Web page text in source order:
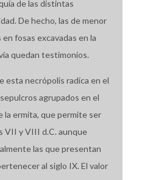
de las distintas
De hecho, las de menor
fosas excavadas en la
quedan testimonios.
esta necrópolis radica en el
agrupados en el
la ermita, que permite ser
VII y VIII d.C. aunque
las que presentan
al siglo IX. El valor